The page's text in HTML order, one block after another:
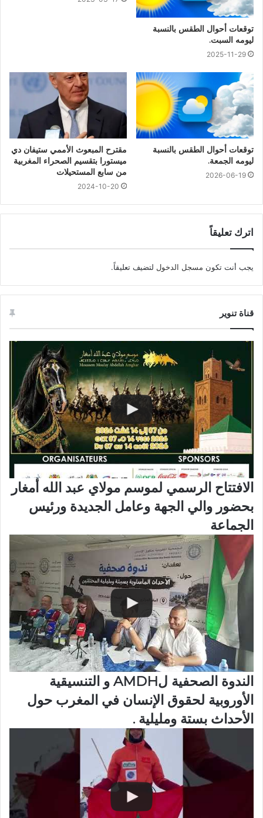
توقعات أحوال الطقس بالنسبة
ليومه السبت.
2025-11-29
توقعات أحوال الطقس بالنسبة
ليومه الجمعة.
2026-06-19
مقترح المبعوث الأممي ستيفان دي
ميستورا بتقسيم الصحراء المغربية
من سابع المستحيلات
2024-10-20
اترك تعليقاً
يجب أنت تكون مسجل الدخول لتضيف تعليقاً.
قناة تنوير
الافتتاح الرسمي لموسم مولاي عبد الله أمغار
بحضور والي الجهة وعامل الجديدة ورئيس
الجماعة
الندوة الصحفية لAMDH و التنسيقية
الأوروبية لحقوق الإنسان في المغرب حول
الأحداث بستة ومليلية .